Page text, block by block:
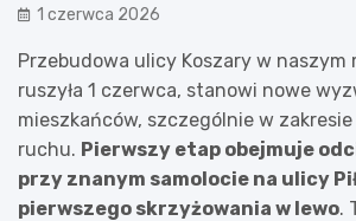
1 czerwca 2026
Przebudowa ulicy Koszary w naszym
ruszyła 1 czerwca, stanowi nowe
mieszkańców, szczególnie w
ruchu. Pierwszy etap obejmuje
przy znanym samolocie na ulicy
pierwszego skrzyżowania w lewo.